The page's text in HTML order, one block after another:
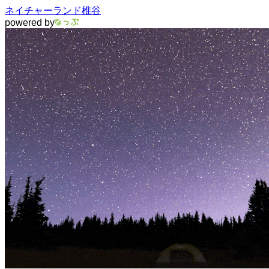
ネイチャーランド椎谷
powered by